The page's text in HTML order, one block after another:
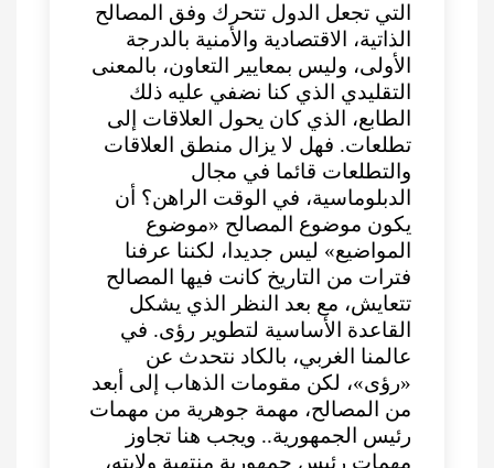
التي تجعل الدول تتحرك وفق المصالح
الذاتية، الاقتصادية والأمنية بالدرجة
الأولى، وليس بمعايير التعاون، بالمعنى
التقليدي الذي كنا نضفي عليه ذلك
الطابع، الذي كان يحول العلاقات إلى
تطلعات. فهل لا يزال منطق العلاقات
والتطلعات قائما في مجال
الدبلوماسية، في الوقت الراهن؟ أن
يكون موضوع المصالح «موضوع
المواضيع» ليس جديدا، لكننا عرفنا
فترات من التاريخ كانت فيها المصالح
تتعايش، مع بعد النظر الذي يشكل
القاعدة الأساسية لتطوير رؤى. في
عالمنا الغربي، بالكاد نتحدث عن
«رؤى»، لكن مقومات الذهاب إلى أبعد
من المصالح، مهمة جوهرية من مهمات
رئيس الجمهورية.. ويجب هنا تجاوز
مهمات رئيس جمهورية منتهية ولايته،